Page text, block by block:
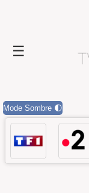
Mode Sombre 🌓